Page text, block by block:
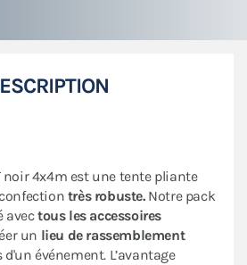
noir 4x4m est une tente pliante
très robuste.Notre pack
avectous les accessoires
un lieu de rassemblement
événement. L’avantage